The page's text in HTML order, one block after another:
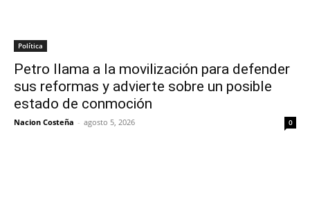
Política
Petro llama a la movilización para defender
sus reformas y advierte sobre un posible
estado de conmoción
Nacion Costeña - agosto 5, 2026 0